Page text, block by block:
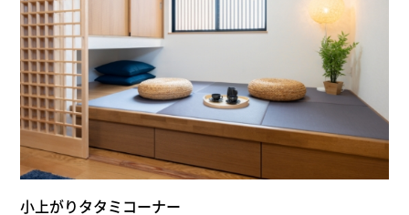
小上がりタタミコーナー